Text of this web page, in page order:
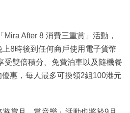
After 8 消費三重賞」活動，
8時後到任何商戶使用電子貨幣
受雙倍積分、免費泊車以及隨機餐
惠，每人最多可換領2組100港元